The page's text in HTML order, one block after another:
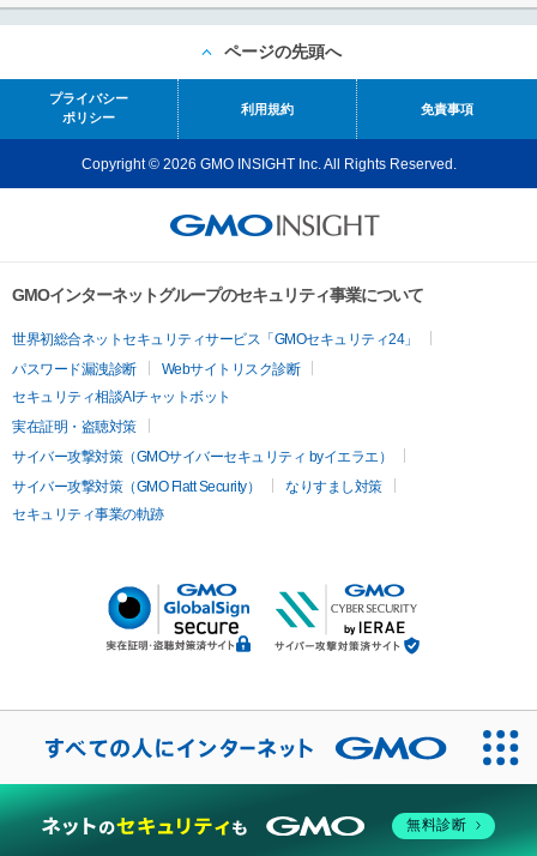
ページの先頭へ
プライバシー
ポリシー
利用規約 免責事項
Copyright © 2026 GMO INSIGHT Inc. All Rights Reserved.
GMOインターネットグループのセキュリティ事業について
世界初総合ネットセキュリティサービス「GMOセキュリティ24」
パスワード漏洩診断
Webサイトリスク診断
セキュリティ相談AIチャットボット
実在証明・盗聴対策
サイバー攻撃対策（GMOサイバーセキュリティ byイエラエ）
サイバー攻撃対策（GMO Flatt Security）
なりすまし対策
セキュリティ事業の軌跡
無料診断